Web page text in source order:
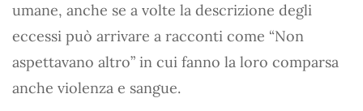
umane, anche se a volte la descrizione degli
eccessi può arrivare a racconti come “Non
aspettavano altro” in cui fanno la loro comparsa
anche violenza e sangue.